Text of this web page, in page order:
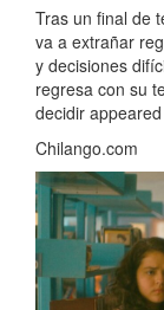
Tras un final de
va a extrañar
y decisiones
regresa con su
decidir
Chilango.com